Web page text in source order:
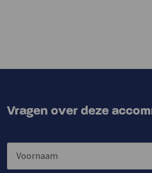
Vragen over deze